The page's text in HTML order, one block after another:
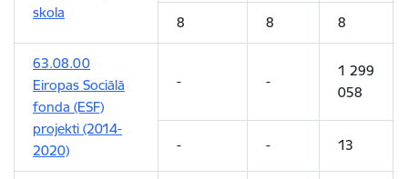
skola
8 8 8
63.08.00
Eiropas Sociālā
fonda (ESF)
projekti (2014-
2020)
- -
1 299
058
- - 13